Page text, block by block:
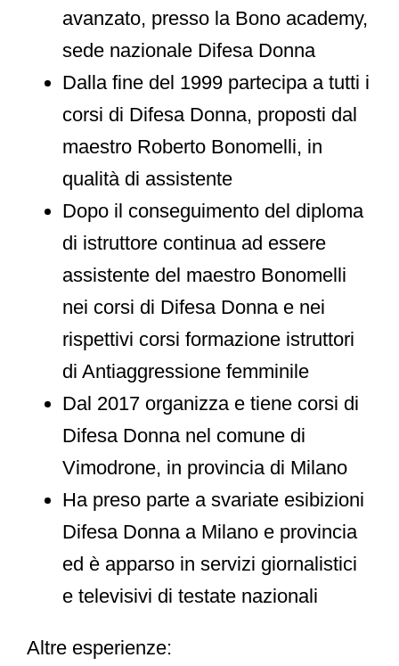
avanzato, presso la Bono academy,
sede nazionale Difesa Donna
Dalla fine del 1999 partecipa a tutti i
corsi di Difesa Donna, proposti dal
maestro Roberto Bonomelli, in
qualità di assistente
Dopo il conseguimento del diploma
di istruttore continua ad essere
assistente del maestro Bonomelli
nei corsi di Difesa Donna e nei
rispettivi corsi formazione istruttori
di Antiaggressione femminile
Dal 2017 organizza e tiene corsi di
Difesa Donna nel comune di
Vimodrone, in provincia di Milano
Ha preso parte a svariate esibizioni
Difesa Donna a Milano e provincia
ed è apparso in servizi giornalistici
e televisivi di testate nazionali
Altre esperienze: